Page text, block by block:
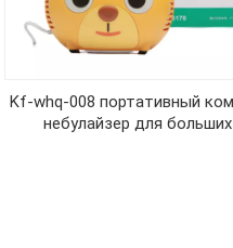
Kf-whq-008 портативный
небулайзер для